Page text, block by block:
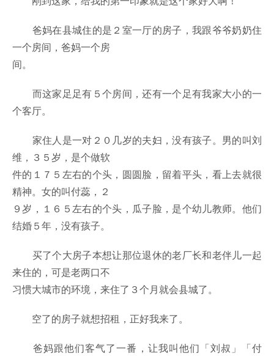
爸妈在县城住的是２室一厅的房子，我跟爷爷奶奶住
一个房间，爸妈一个房
间。
而这家足足有５个房间，还有一个足有我家大小的一
个客厅。
家住人是一对２０几岁的夫妇，没有孩子。男的叫刘
维，３５岁，是个做软
件的１７５左右的个头，圆圆脸，留着平头，看上去就很
精神。女的叫付蕊，２
９岁，１６５左右的个头，瓜子脸，是个幼儿教师。他们
结婚５年，没有孩子。
买了个大房子本想让那位退休的老厂长和老伴儿一起
来住的，可是老两口不
习惯大城市的环境，来住了３个月就会县城了。
空了的房子就想招租，正好我来了。
爸妈跟他们客气了一番，让我叫他们「刘叔」「付